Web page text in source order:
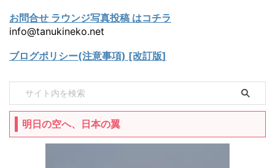
お問合せ ラウンジ写真投稿 はコチラ
info@tanukineko.net
ブログポリシー(注意事項) [改訂版]
明日の空へ、日本の翼